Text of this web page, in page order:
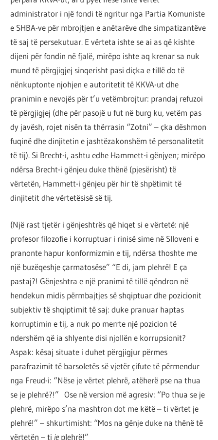
administrator i një fondi të ngritur nga Partia Komuniste
e SHBA-ve për mbrojtjen e anëtarëve dhe simpatizantëve
të saj të persekutuar. E vërteta ishte se ai as që kishte
dijeni për fondin në fjalë, mirëpo ishte aq krenar sa nuk
mund të përgjigjej sinqerisht pasi diçka e tillë do të
nënkuptonte njohjen e autoritetit të KKVA-ut dhe
pranimin e nevojës për t’u vetëmbrojtur: prandaj refuzoi
të përgjigjej (dhe për pasojë u fut në burg ku, vetëm pas
dy javësh, rojet nisën ta thërrasin “Zotni” – çka dëshmon
fuqinë dhe dinjitetin e jashtëzakonshëm të personalitetit
të tij). Si Brecht-i, ashtu edhe Hammett-i gënjyen; mirëpo
ndërsa Brecht-i gënjeu duke thënë (pjesërisht) të
vërtetën, Hammett-i gënjeu për hir të shpëtimit të
dinjitetit dhe vërtetësisë së tij.
(Një rast tjetër i gënjeshtrës që hiqet si e vërtetë: një
profesor filozofie i korruptuar i rinisë sime në Slloveni e
pranonte hapur konformizmin e tij, ndërsa thoshte me
një buzëqeshje çarmatosëse” “E di, jam plehrë! E ça
pastaj?! Gënjeshtra e një pranimi të tillë qëndron në
hendekun midis përmbajtjes së shqiptuar dhe pozicionit
subjektiv të shqiptimit të saj: duke pranuar haptas
korruptimin e tij, a nuk po merrte një pozicion të
ndershëm që ia shlyente disi njollën e korrupsionit?
Aspak: kësaj situate i duhet përgjigjur përmes
parafrazimit të barsoletës së vjetër çifute të përmendur
nga Freud-i: “Nëse je vërtet plehrë, atëherë pse na thua
se je plehrë?!” Ose në version më agresiv: “Po thua se je
plehrë, mirëpo s’na mashtron dot me këtë – ti vërtet je
plehrë!” – shkurtimisht: “Mos na gënje duke na thënë të
vërtetën – ti jeplehrë!”